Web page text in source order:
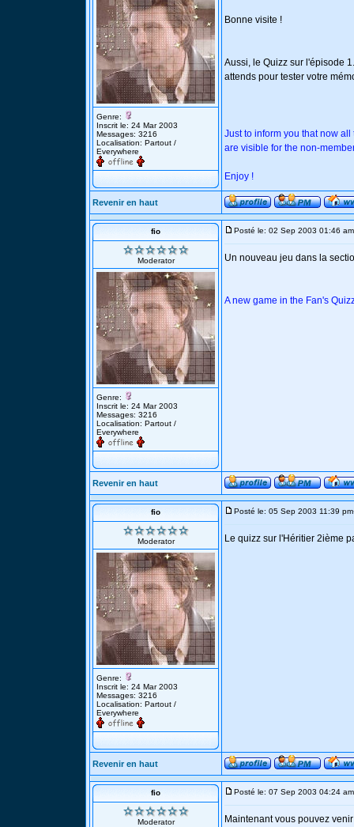
Genre:
Inscrit le: 24 Mar 2003
Messages: 3216
Localisation: Partout /
Everywhere
Bonne visite !
Aussi, le Quizz sur l'épisode
attends pour tester votre
Just to inform you that now
are visible for the non-
Enjoy !
Revenir en haut
fio
Moderator
Genre:
Inscrit le: 24 Mar 2003
Messages: 3216
Localisation: Partout /
Everywhere
Posté le: 02 Sep 2003 01:46 am
Un nouveau jeu dans la
A new game in the Fan's
Revenir en haut
fio
Moderator
Genre:
Inscrit le: 24 Mar 2003
Messages: 3216
Localisation: Partout /
Everywhere
Posté le: 05 Sep 2003 11:39 pm
Le quizz sur l'Héritier 2ième
Revenir en haut
fio
Moderator
Posté le: 07 Sep 2003 04:24 am
Maintenant vous pouvez